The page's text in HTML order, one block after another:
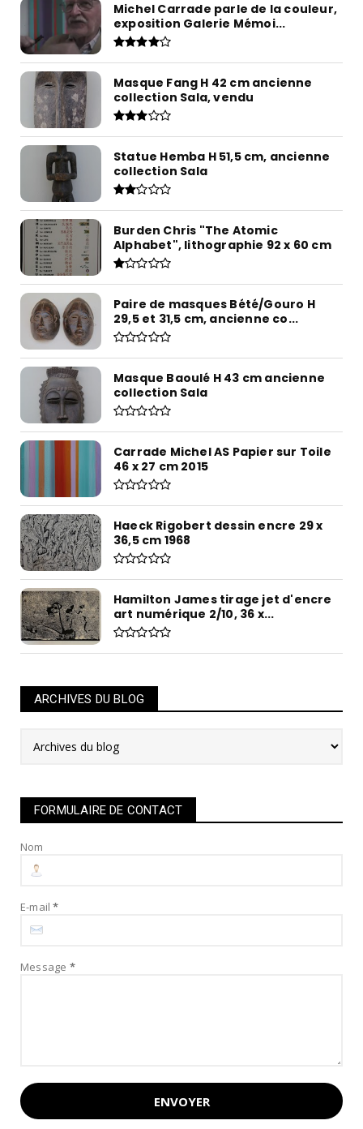
Michel Carrade parle de la couleur,
exposition Galerie Mémoi...
Masque Fang H 42 cm ancienne
collection Sala, vendu
Statue Hemba H 51,5 cm, ancienne
collection Sala
Burden Chris "The Atomic
Alphabet", lithographie 92 x 60 cm
Paire de masques Bété/Gouro H
29,5 et 31,5 cm, ancienne co...
Masque Baoulé H 43 cm ancienne
collection Sala
Carrade Michel AS Papier sur Toile
46 x 27 cm 2015
Haeck Rigobert dessin encre 29 x
36,5 cm 1968
Hamilton James tirage jet d'encre
art numérique 2/10, 36 x...
ARCHIVES DU BLOG
FORMULAIRE DE CONTACT
Nom
E-mail*
Message *